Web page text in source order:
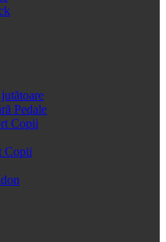
Pedale
Copii
Copii